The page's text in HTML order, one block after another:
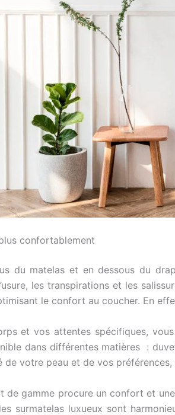
confortablement
du matelas et en dessous du
les transpirations et les
le confort au coucher. En
et vos attentes spécifiques,
dans différentes matières :
votre peau et de vos
de gamme procure un confort et
surmatelas luxueux sont